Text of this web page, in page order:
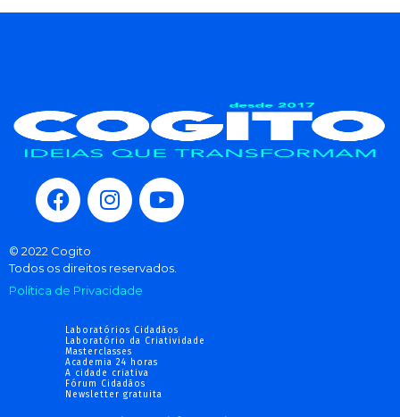
© 2022 Cogito
Todos os direitos reservados.
Política de Privacidade
Laboratórios Cidadãos
Laboratório da Criatividade
Masterclasses
Academia 24 horas
A cidade criativa
Fórum Cidadãos
Newsletter gratuita